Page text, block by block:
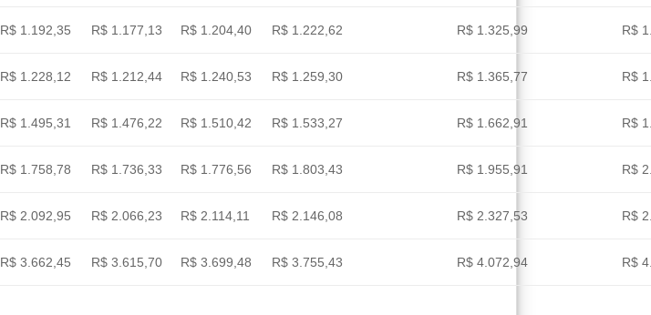
R$ 1.192,35 R$ 1.177,13 R$ 1.204,40 R$ 1.222,62 R$ 1.325,99 R$
R$ 1.228,12 R$ 1.212,44 R$ 1.240,53 R$ 1.259,30 R$ 1.365,77 R$
R$ 1.495,31 R$ 1.476,22 R$ 1.510,42 R$ 1.533,27 R$ 1.662,91 R$
R$ 1.758,78 R$ 1.736,33 R$ 1.776,56 R$ 1.803,43 R$ 1.955,91 R$
R$ 2.092,95 R$ 2.066,23 R$ 2.114,11 R$ 2.146,08 R$ 2.327,53 R$
R$ 3.662,45 R$ 3.615,70 R$ 3.699,48 R$ 3.755,43 R$ 4.072,94 R$